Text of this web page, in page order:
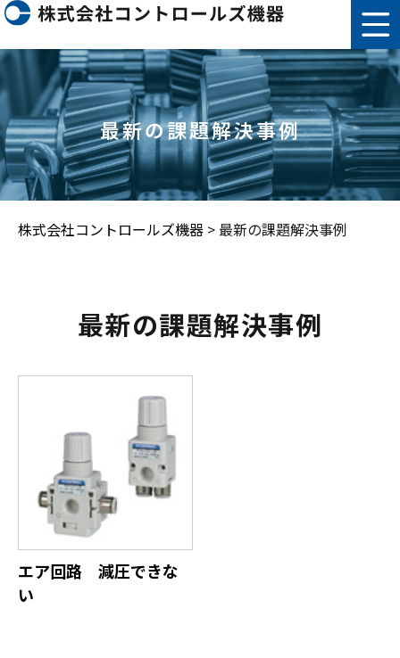
最新の課題解決事例
株式会社コントロールズ機器 >最新の課題解決事例
最新の課題解決事例
エア回路 減圧できな
い